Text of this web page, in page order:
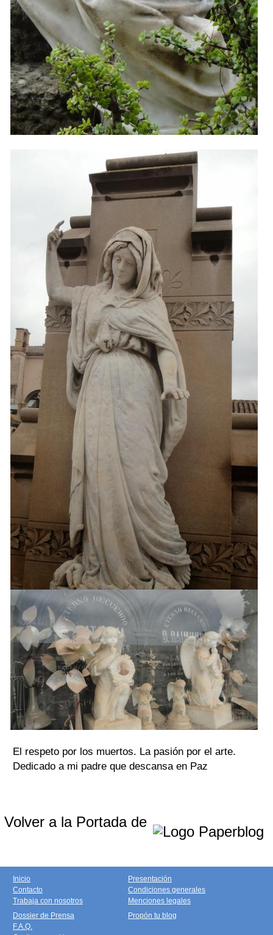
El respeto por los muertos. La pasión por el arte.
Dedicado a mi padre que descansa en Paz
Volver a la Portada de
Inicio
Contacto
Trabaja con nosotros
Presentación
Condiciones generales
Menciones legales
Dossier de Prensa
F.A.Q.
Propón tu blog